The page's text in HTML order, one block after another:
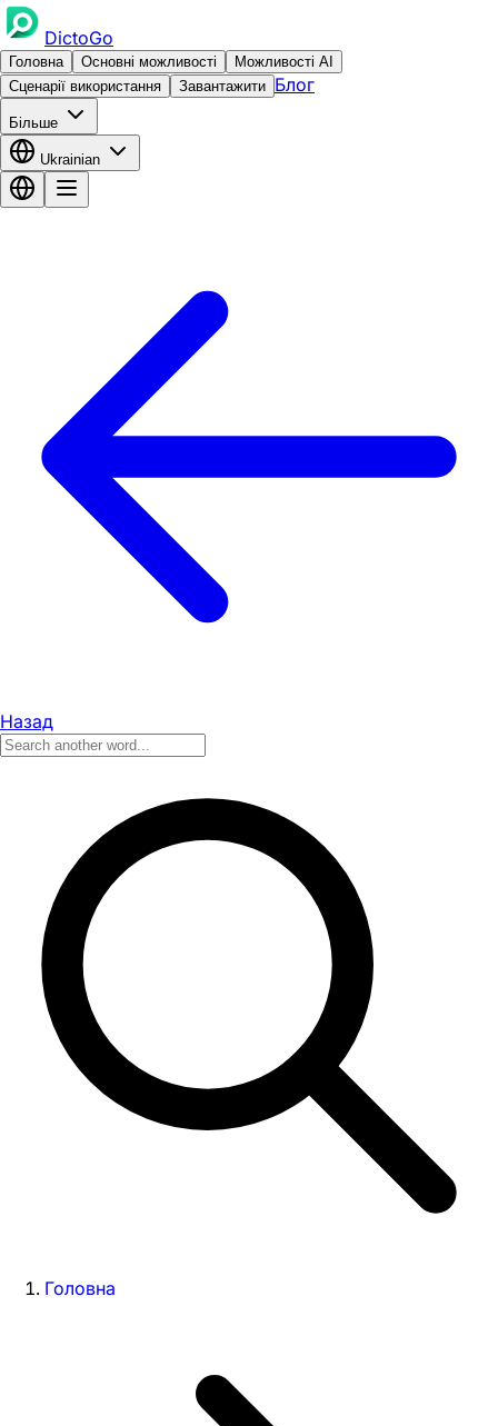
DictoGo
Головна Основні можливості
Можливості AI
Сценарії використання
Завантажити Блог
Більше
Ukrainian
Назад
Головна